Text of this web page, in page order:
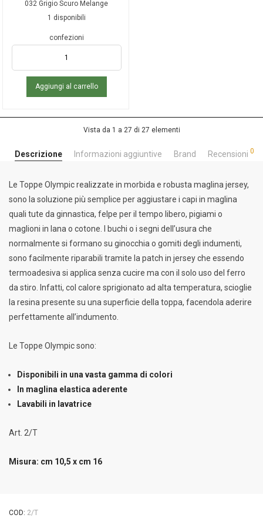
032 Grigio Scuro Melange
1 disponibili
confezioni
Aggiungi al carrello
Vista da 1 a 27 di 27 elementi
Descrizione Informazioni aggiuntive Brand Recensioni 0
Le Toppe Olympic realizzate in morbida e robusta maglina jersey,
sono la soluzione più semplice per aggiustare i capi in maglina
quali tute da ginnastica, felpe per il tempo libero, pigiami o
maglioni in lana o cotone. I buchi o i segni dell’usura che
normalmente si formano su ginocchia o gomiti degli indumenti,
sono facilmente riparabili tramite la patch in jersey che essendo
termoadesiva si applica senza cucire ma con il solo uso del ferro
da stiro. Infatti, col calore sprigionato ad alta temperatura, scioglie
la resina presente su una superficie della toppa, facendola aderire
perfettamente all’indumento.
Le Toppe Olympic sono:
Disponibili in una vasta gamma di colori
In maglina elastica aderente
Lavabili in lavatrice
Art. 2/T
Misura: cm 10,5 x cm 16
COD: 2/T